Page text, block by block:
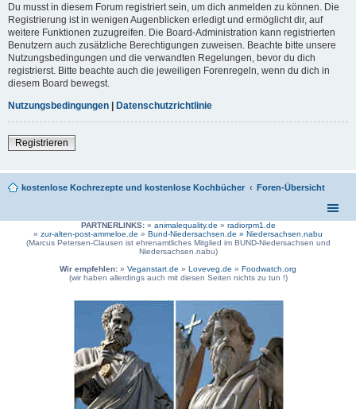
Du musst in diesem Forum registriert sein, um dich anmelden zu können. Die
Registrierung ist in wenigen Augenblicken erledigt und ermöglicht dir, auf
weitere Funktionen zuzugreifen. Die Board-Administration kann registrierten
Benutzern auch zusätzliche Berechtigungen zuweisen. Beachte bitte unsere
Nutzungsbedingungen und die verwandten Regelungen, bevor du dich
registrierst. Bitte beachte auch die jeweiligen Forenregeln, wenn du dich in
diesem Board bewegst.
Nutzungsbedingungen | Datenschutzrichtlinie
Registrieren
kostenlose Kochrezepte und kostenlose Kochbücher Foren-Übersicht
PARTNERLINKS:» animalequality.de » radiorpm1.de
» zur-alten-post-ammeloe.de » Bund-Niedersachsen.de » Niedersachsen.nabu
(Marcus Petersen-Clausen ist ehrenamtliches Mitglied im BUND-Niedersachsen und
Niedersachsen.nabu)
Wir empfehlen: » Veganstart.de » Loveveg.de » Foodwatch.org
(wir haben allerdings auch mit diesen Seiten nichts zu tun !)